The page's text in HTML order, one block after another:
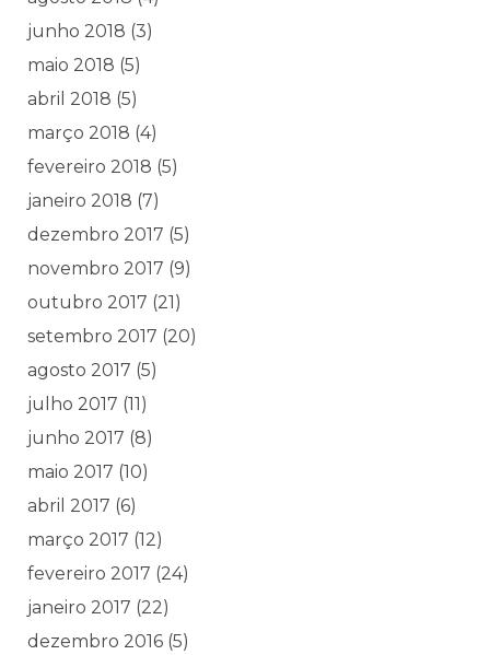
junho 2018 (3)
maio 2018 (5)
abril 2018 (5)
março 2018 (4)
fevereiro 2018 (5)
janeiro 2018 (7)
dezembro 2017 (5)
novembro 2017 (9)
outubro 2017 (21)
setembro 2017 (20)
agosto 2017 (5)
julho 2017 (11)
junho 2017 (8)
maio 2017 (10)
abril 2017 (6)
março 2017 (12)
fevereiro 2017 (24)
janeiro 2017 (22)
dezembro 2016 (5)